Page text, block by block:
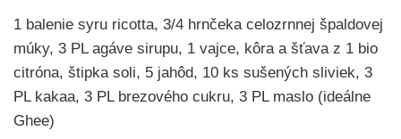
1 balenie syru ricotta, 3/4 hrnčeka celozrnnej špaldovej
múky, 3 PL agáve sirupu, 1 vajce, kôra a šťava z 1 bio
citróna, štipka soli, 5 jahôd, 10 ks sušených sliviek, 3
PL kakaa, 3 PL brezového cukru, 3 PL maslo (ideálne
Ghee)